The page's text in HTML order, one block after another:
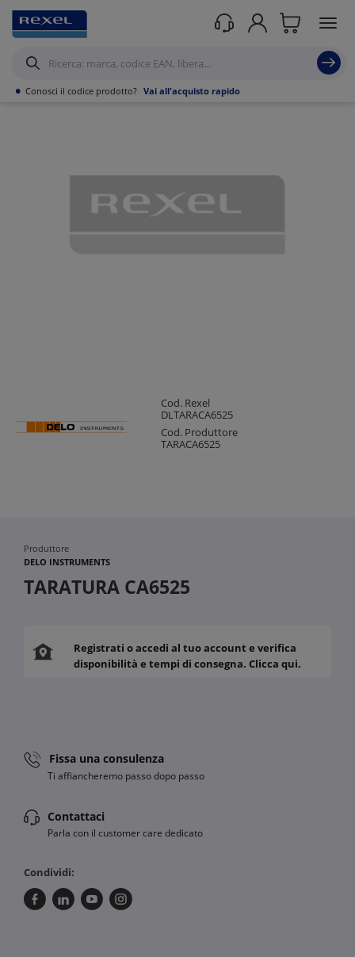
• Conosci il codice prodotto? Vai all'acquisto rapido
Prodotti /Utensili / Multimetri/
Cod. Rexel
DLTARACA6525
Cod. Produttore
TARACA6525
Produttore
DELO INSTRUMENTS
TARATURA CA6525
Registrati o accedi al tuo account e verifica
disponibilità e tempi di consegna. Clicca qui.
Fissa una consulenza
Ti affiancheremo passo dopo passo
Contattaci
Parla con il customer care dedicato
Condividi: